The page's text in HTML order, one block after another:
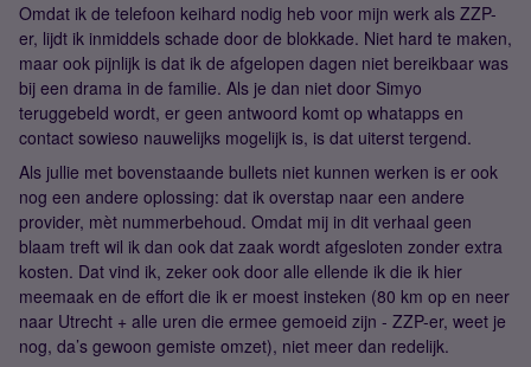
Omdat ik de telefoon keihard nodig heb voor mijn werk als ZZP-
er, lijdt ik inmiddels schade door de blokkade. Niet hard te maken,
maar ook pijnlijk is dat ik de afgelopen dagen niet bereikbaar was
bij een drama in de familie. Als je dan niet door Simyo
teruggebeld wordt, er geen antwoord komt op whatapps en
contact sowieso nauwelijks mogelijk is, is dat uiterst tergend.
Als jullie met bovenstaande bullets niet kunnen werken is er ook
nog een andere oplossing: dat ik overstap naar een andere
provider, mèt nummerbehoud. Omdat mij in dit verhaal geen
blaam treft wil ik dan ook dat zaak wordt afgesloten zonder extra
kosten. Dat vind ik, zeker ook door alle ellende ik die ik hier
meemaak en de effort die ik er moest insteken (80 km op en neer
naar Utrecht + alle uren die ermee gemoeid zijn - ZZP-er, weet je
nog, da’s gewoon gemiste omzet), niet meer dan redelijk.